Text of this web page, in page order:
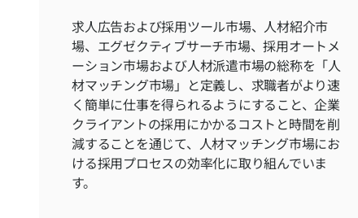
求人広告および採用ツール市場、人材紹介市
場、エグゼクティブサーチ市場、採用オートメ
ーション市場および人材派遣市場の総称を「人
材マッチング市場」と定義し、求職者がより速
く簡単に仕事を得られるようにすること、企業
クライアントの採用にかかるコストと時間を削
減することを通じて、人材マッチング市場にお
ける採用プロセスの効率化に取り組んでいま
す。